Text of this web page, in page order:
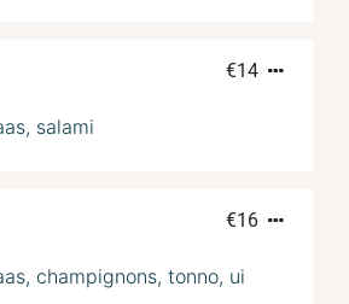
€14
salami
€16
champignons, tonno, ui